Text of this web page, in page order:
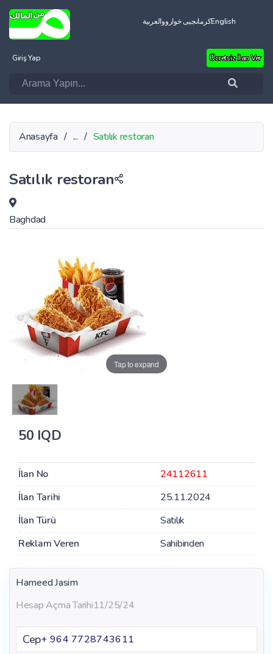
العربيةکرمانجیی خوارووEnglish
Giriş Yap Ücretsiz İlan Ver
Anasayfa / ... / Satılık restoran
Satılık restoran
Baghdad
Tap to expand
50 IQD
İlan No
24112611
İlan Tarihi
25.11.2024
İlan Türü
Satılık
Reklam Veren
Sahibinden
Hameed Jasim
Hesap Açma Tarihi11/25/24
Cep+ 964 7728743611